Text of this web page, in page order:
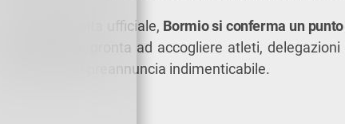
Con questa visita ufficiale, Bormio si conferma un
, pronta ad accogliere atleti,
sportivo che si preannuncia indimenticabile.